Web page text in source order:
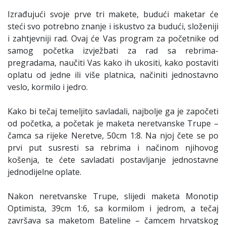
Izrađujući svoje prve tri makete, budući maketar će
steći svo potrebno znanje i iskustvo za budući, složeniji
i zahtjevniji rad. Ovaj će Vas program za početnike od
samog početka izvježbati za rad sa rebrima-
pregradama, naučiti Vas kako ih ukositi, kako postaviti
oplatu od jedne ili više platnica, načiniti jednostavno
veslo, kormilo i jedro.
Kako bi tečaj temeljito savladali, najbolje ga je započeti
od početka, a početak je maketa neretvanske Trupe –
čamca sa rijeke Neretve, 50cm 1:8. Na njoj čete se po
prvi put susresti sa rebrima i načinom njihovog
košenja, te ćete savladati postavljanje jednostavne
jednodijelne oplate.
Nakon neretvanske Trupe, slijedi maketa Monotip
Optimista, 39cm 1:6, sa kormilom i jedrom, a tečaj
završava sa maketom Bateline – čamcem hrvatskog